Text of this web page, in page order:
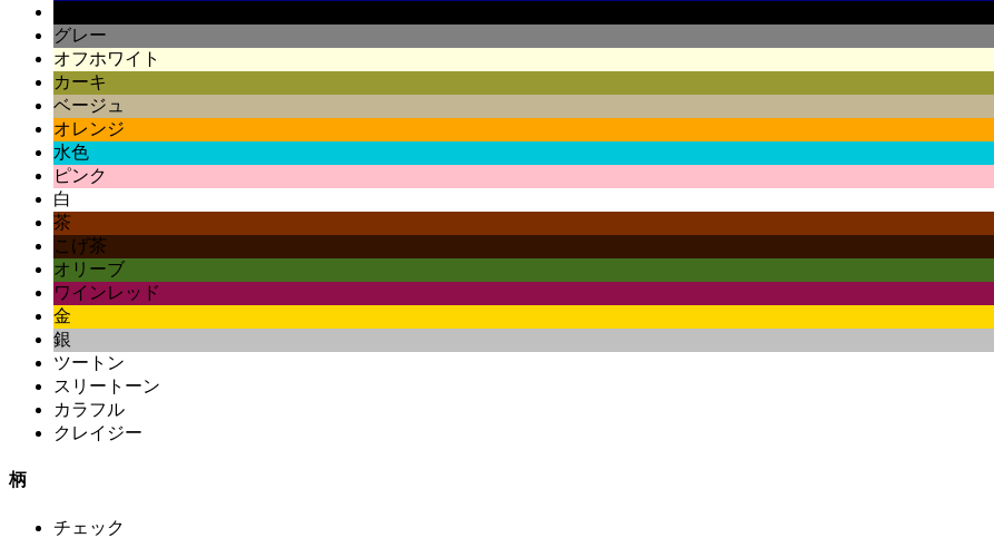
グレー
オフホワイト
カーキ
ベージュ
オレンジ
水色
ピンク
白
茶
こげ茶
オリーブ
ワインレッド
金
銀
ツートン
スリートーン
カラフル
クレイジー
柄
チェック